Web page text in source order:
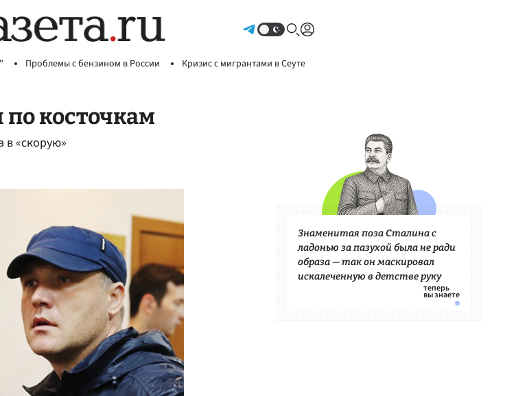
Проблемы с бензином в России Кризис с мигрантами в Сеуте
по косточкам
в «скорую»
Знаменитая поза Сталина с
ладонью за пазухой была не ради
образа — так он маскировал
искалеченную в детстве руку